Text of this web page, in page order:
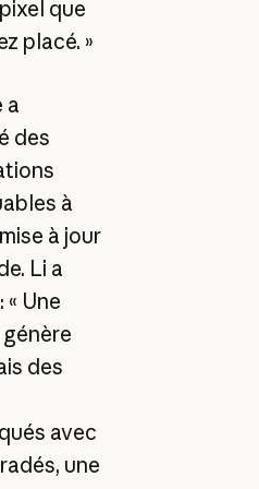
que
placé. »
a
des
à
à jour
Li a
« Une
des
avec
une